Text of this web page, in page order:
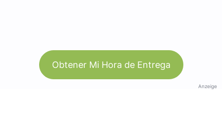
Obtener Mi Hora de Entrega
Anzeige